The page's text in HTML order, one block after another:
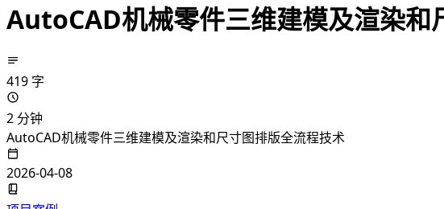
AutoCAD机械零件三维建模及渲染和
419 字
2 分钟
AutoCAD机械零件三维建模及渲染和尺寸图排版全流程技术
2026-04-08